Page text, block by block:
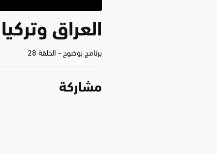
العراق
برنامج بوضوح - الحلقة 28
مشاركة